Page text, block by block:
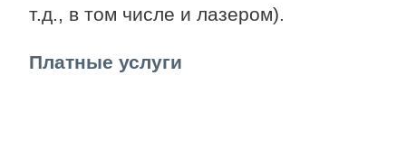
т.д., в том числе и лазером).
Платные услуги